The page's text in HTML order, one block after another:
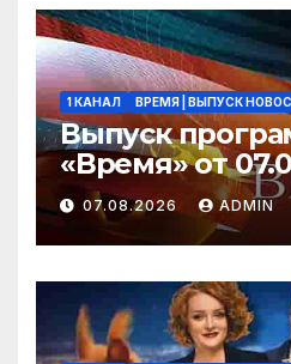
1 КАНАЛ ВРЕМЯ | ВЫПУСК
Выпуск
«Время» от
07.08.2026 ADMIN